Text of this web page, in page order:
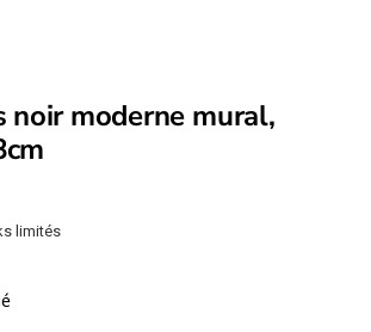
noir moderne mural,
limités